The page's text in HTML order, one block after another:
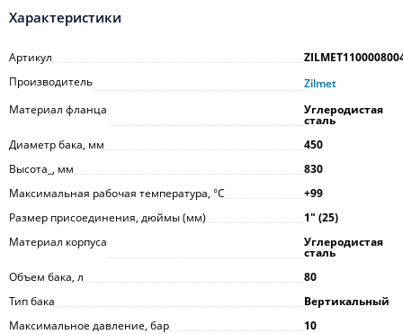
Характеристики
Артикул
Производитель
Zilmet
Материал фланца
Углеродистая
сталь
Диаметр бака, мм
450
Высота_, мм
830
Максимальная рабочая температура, °С
+99
Размер присоединения, дюймы (мм)
1ʺ (25)
Материал корпуса
Углеродистая
сталь
Объем бака, л
80
Тип бака
Вертикальный
Максимальное давление, бар
10